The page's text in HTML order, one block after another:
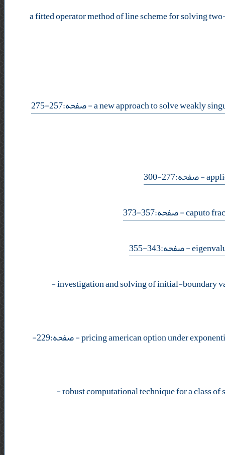
a fitted operator method of line scheme for solving
- صفحه:257-275
- صفحه:277-300
- صفحه:357-373
- صفحه:343-355
-
- صفحه:229-
-